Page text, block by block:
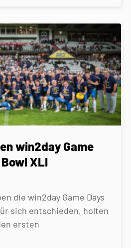
win2day Game
XLI
die win2day Game Days
sich entschieden, holten
ersten